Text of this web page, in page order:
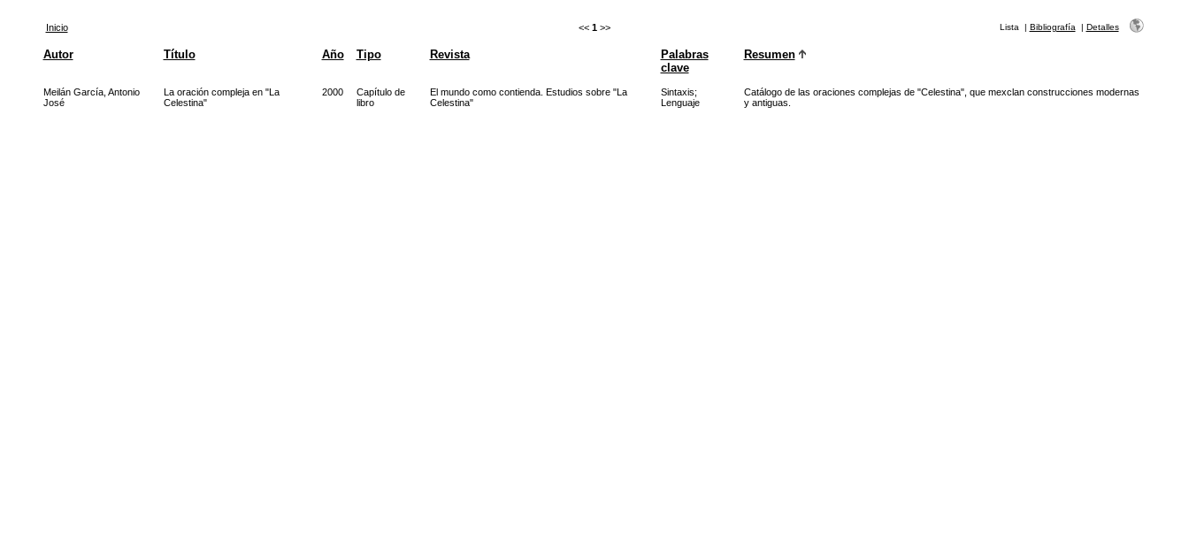
Inicio << 1 >> Lista | Bibliografía | Detalles
Autor Título Año Tipo Revista
Palabras
clave
Resumen
Meilán García, Antonio
José
La oración compleja en "La
Celestina"
2000
Capítulo de
libro
El mundo como contienda. Estudios sobre "La
Celestina"
Sintaxis;
Lenguaje
Catálogo de las oraciones complejas de "Celestina", que mexclan construcciones modernas
y antiguas.